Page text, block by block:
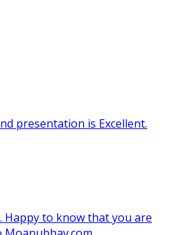
presentation is Excellent.
Happy to know that you are